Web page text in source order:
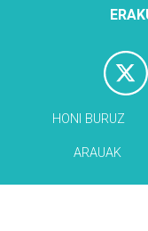
HONI BURUZ
ARAUAK